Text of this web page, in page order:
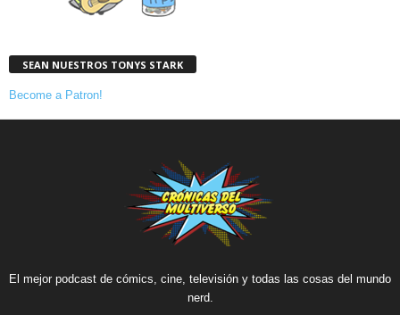
SEAN NUESTROS TONYS STARK
Become a Patron!
El mejor podcast de cómics, cine, televisión y todas las cosas del mundo
nerd.